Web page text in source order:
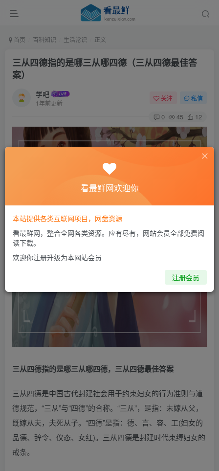
首页 百科知识 生活常识 正文
三从四德指的是哪三从哪四德（三从四德最佳答
案）
学吧
1年前更新
关注 私信
0 45 12
三从四德指的是哪三从哪四德，三从四德最佳答案
三从四德是中国古代封建社会用于约束妇女的行为准则与道
德规范，“三从”与“四德”的合称。“三从”，是指：未嫁从父，
既嫁从夫，夫死从子。“四德”是指：德、言、容、工(妇女的
品德、辞令、仪态、女红)。三从四德是封建时代束缚妇女的
戒条。
看最鲜网欢迎你
本站提供各类互联网项目，网盘资源
看最鲜网，整合全网各类资源。应有尽有，网站会员全部免费阅
读下载。
欢迎你注册升级为本网站会员
注册会员